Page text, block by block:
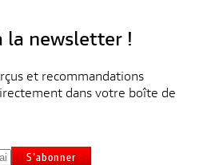
la newsletter !
et recommandations
dans votre boîte de
S'abonner